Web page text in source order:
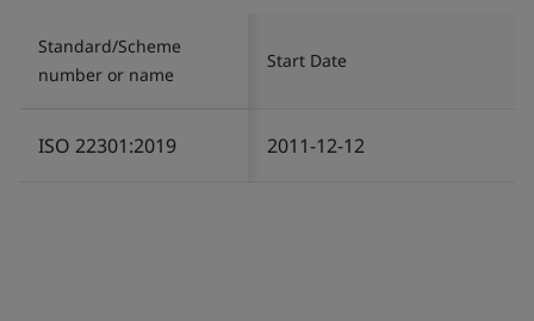
Standard/Scheme
number or name
Start Date
ISO 22301:2019 2011-12-12